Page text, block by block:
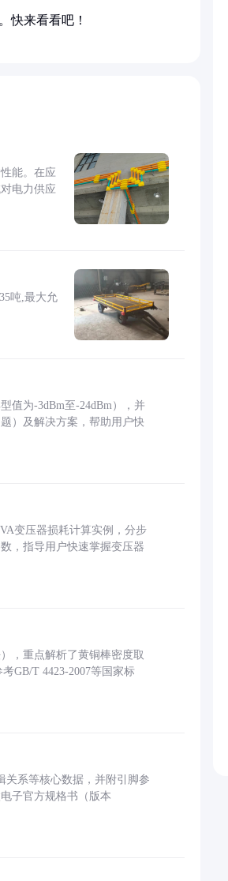
快来看看吧！
能。在应
电力供应
吨,最大允
值为-3dBm至-24dBm），并
）及解决方案，帮助用户快
变压器损耗计算实例，分步
，指导用户快速掌握变压器
，重点解析了黄铜棒密度取
GB/T 4423-2007等国家标
关系等核心数据，并附引脚参
子官方规格书（版本